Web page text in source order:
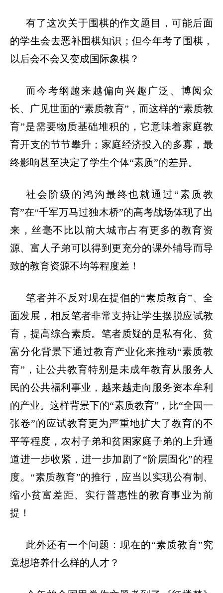
有了这次关于围棋的作文题目，可能后面
的学生会去恶补围棋知识；但今年考了围棋，
以后会不会又变成国际象棋？
而今考纲越来越偏向兴趣广泛、博阅众
长、广见世面的“素质教育” ，而这样的“素质教
育”是需要物质基础堆积的，它意味着家庭教
育开支的节节攀升；家庭经济投入的多寡，最
终影响甚至决定了学生个体“素质”的差异。
社会阶级的鸿沟最终也就通过 “素质教
育”在“千军万马过独木桥”的高考战场体现了出
来，丝毫不比以前大城市占有更多的教育资
源、富人子弟可以得到更充分的课外辅导而导
致的教育资源不均等程度差！
笔者并不反对现在提倡的“素质教育”、全
面发展，相反笔者非常支持让学生摆脱应试教
育，提高综合素质。笔者质疑的是私有化、贫
富分化背景下通过教育产业化来推动“素质教
育” ，让公共教育特别是未成年教育从服务人
民的公共福利事业，越来越走向服务资本牟利
的产业。这样背景下的“素质教育” ，比“全国一
张卷”的应试教育更为严重地扩大了教育的不
平等程度，农村子弟和贫困家庭子弟的上升通
道进一步收紧，进一步加剧了 “阶层固化”的程
度。 “素质教育”的推行，应当以实现公有制、
缩小贫富差距、实行普惠性的教育事业为前
提！
此外还有一个问题：现在的“素质教育”究
竟想培养什么样的人才？